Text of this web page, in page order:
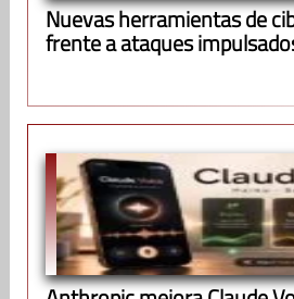
Nuevas herramientas de
frente a ataques